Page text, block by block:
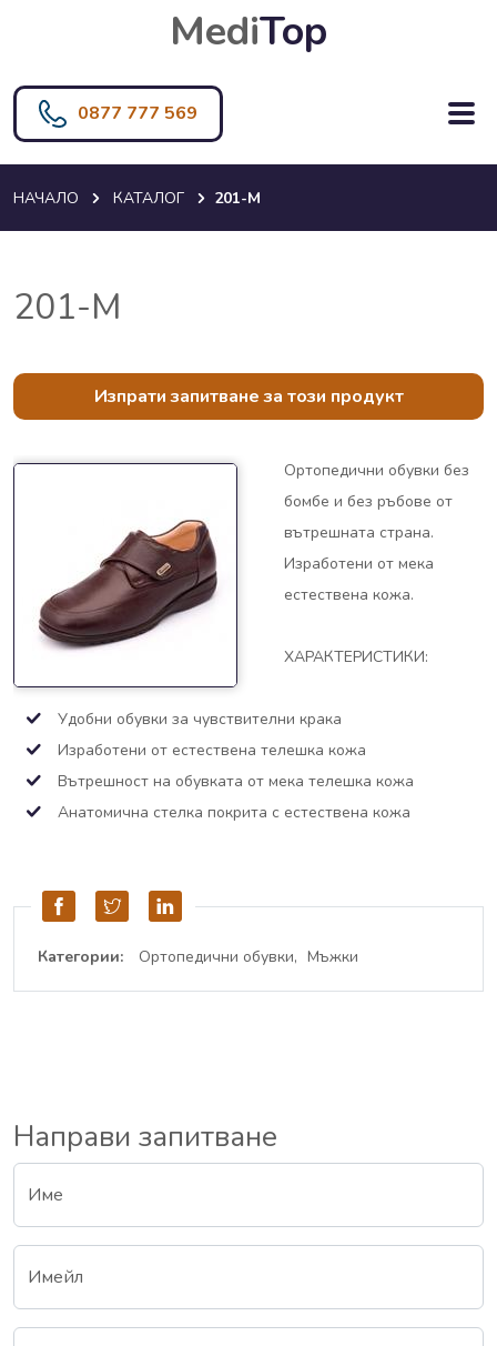
MediTop
0877 777 569
НАЧАЛО КАТАЛОГ 201-M
201-M
Изпрати запитване за този продукт
Ортопедични обувки без
бомбе и без ръбове от
вътрешната страна.
Изработени от мека
естествена кожа.
ХАРАКТЕРИСТИКИ:
Удобни обувки за чувствителни крака
Изработени от естествена телешка кожа
Вътрешност на обувката от мека телешка кожа
Анатомична стелка покрита с естествена кожа
Категории: Ортопедични обувки Мъжки
Направи запитване
Име
Имейл